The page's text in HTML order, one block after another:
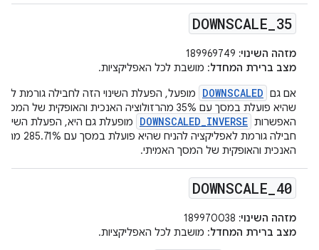
DOWNSCALE 35
מזהה השינוי:
מצב ברירת המחדל: מושבת לכל האפליקציות.
אם גם DOWNSCALED
מופעל, הפעלת השינוי הזה לחבילה גורמת
שהיא פועלת במסך עם 35% מהרזולוציה האנכית והאופקית
האפשרות DOWNSCALED_INVERSE
מופעלת גם היא, הפעלת
חבילה גורמת לאפליקציה
האנכית והאופקית של המסך האמיתי.
DOWNSCALE 40
מזהה השינוי:
מצב ברירת המחדל: מושבת לכל האפליקציות.